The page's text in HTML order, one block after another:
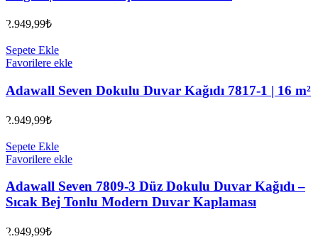
2.949,99₺
Sepete Ekle
Favorilere ekle
Adawall Seven Dokulu Duvar Kağıdı 7817-1 | 16 m²
2.949,99₺
Sepete Ekle
Favorilere ekle
Adawall Seven 7809-3 Düz Dokulu Duvar Kağıdı –
Sıcak Bej Tonlu Modern Duvar Kaplaması
2.949,99₺